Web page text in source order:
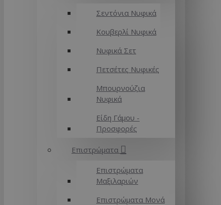
Σεντόνια Νυφικά
Κουβερλί Νυφικά
Νυφικά Σετ
Πετσέτες Νυφικές
Μπουρνούζια
Νυφικά
Είδη Γάμου -
Προσφορές
Επιστρώματα
Επιστρώματα
Μαξιλαριών
Επιστρώματα Μονά